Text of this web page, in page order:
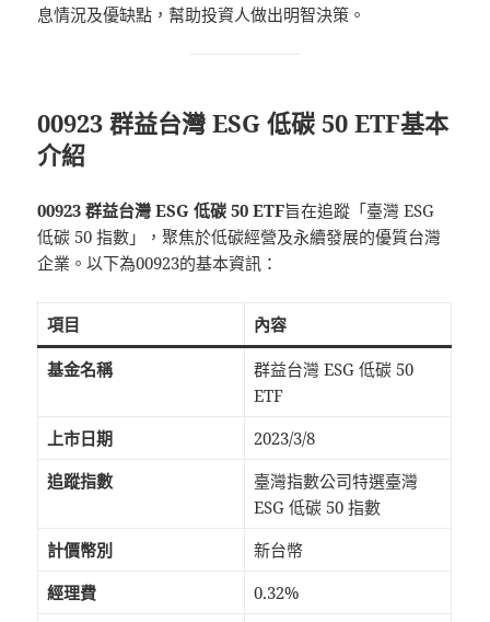
息情況及優缺點，幫助投資人做出明智決策。
00923 群益台灣 ESG 低碳 50 ETF基本
介紹
00923 群益台灣 ESG 低碳 50 ETF旨在追蹤「臺灣 ESG
低碳 50 指數」，聚焦於低碳經營及永續發展的優質台灣
企業。以下為00923的基本資訊：
項目 內容
基金名稱
群益台灣 ESG 低碳 50
ETF
上市日期
2023/3/8
追蹤指數
臺灣指數公司特選臺灣
ESG 低碳 50 指數
計價幣別
新台幣
經理費
0.32%